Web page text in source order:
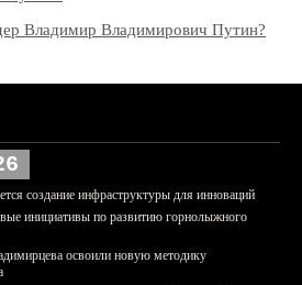
Владимир Владимирович Путин?
создание инфраструктуры для инноваций
инициативы по развитию горнолыжного
освоили новую методику